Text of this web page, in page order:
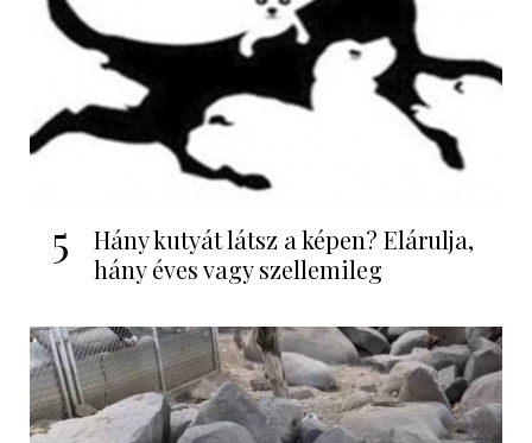
5
Hány kutyát látsz a képen? Elárulja,
hány éves vagy szellemileg